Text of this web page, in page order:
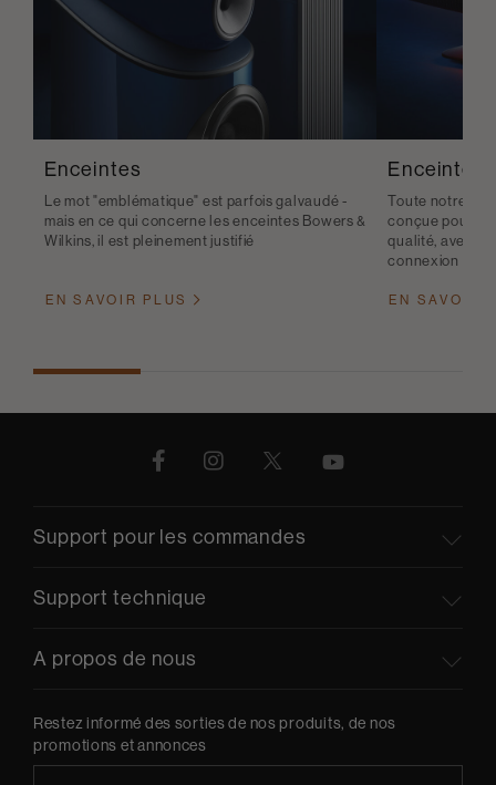
Enceintes
Le mot "emblématique" est parfois galvaudé -
mais en ce qui concerne les enceintes Bowers &
Wilkins, il est pleinement justifié
EN SAVOIR PLUS
Enceintes
Toute notre
conçue pour
qualité, avec la
connexion
EN SAVOIR
Support pour les commandes
Support technique
A propos de nous
Restez informé des sorties de nos produits, de nos
promotions et annonces